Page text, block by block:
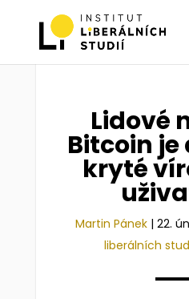
Lidové
Bitcoin
kryté
Martin Pánek| 22.
liberálních